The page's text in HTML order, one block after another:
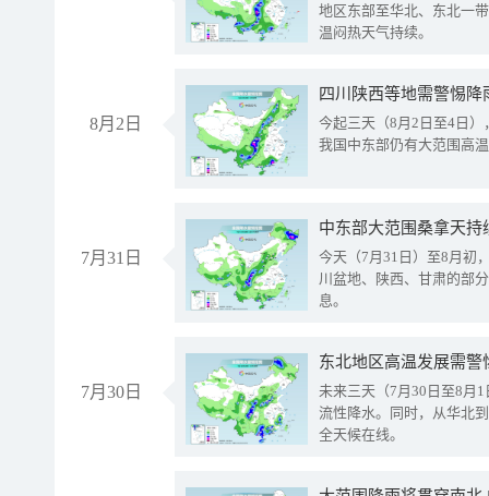
地区东部至华北、东北一
温闷热天气持续。
8月2日
今起三天（8月2日至4日
我国中东部仍有大范围高
7月31日
中东部大范围桑拿天
今天（7月31日）至8月初
川盆地、陕西、甘肃的部
息。
7月30日
东北地区高温发展需
未来三天（7月30日至8月
流性降水。同时，从华北
全天候在线。